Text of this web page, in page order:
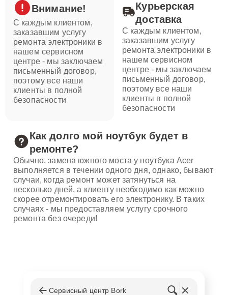
Внимание!
С каждым клиентом,
заказавшим услугу
ремонта электроники в
нашем сервисном
центре - мы заключаем
письменный договор,
поэтому все наши
клиенты в полной
безопасности
Курьерская
доставка
С каждым клиентом,
заказавшим услугу
ремонта электроники в
нашем сервисном
центре - мы заключаем
письменный договор,
поэтому все наши
клиенты в полной
безопасности
Как долго мой ноутбук будет в
ремонте?
Обычно, замена южного моста у ноутбука Acer
выполняется в течении одного дня, однако, бывают
случаи, когда ремонт может затянуться на
несколько дней, а клиенту необходимо как можно
скорее отремонтировать его электронику. В таких
случаях - мы предоставляем услугу срочного
ремонта без очереди!
Сервисный центр Bork